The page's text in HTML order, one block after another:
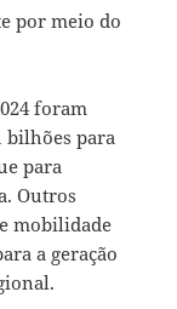
por meio do
foram
bilhões para
para
Outros
mobilidade
a geração